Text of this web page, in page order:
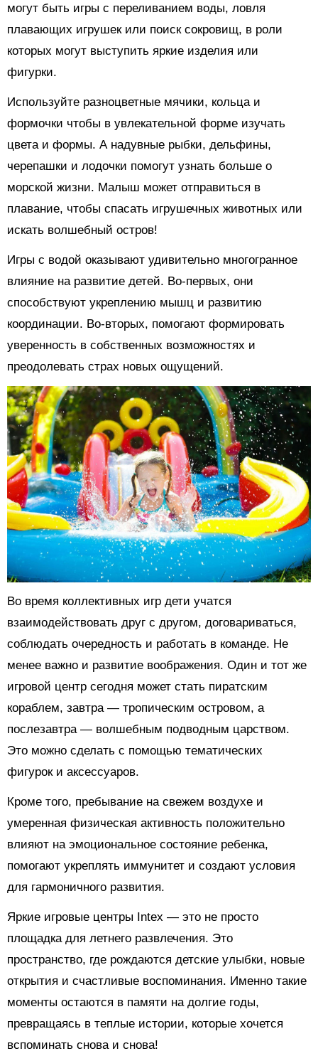
могут быть игры с переливанием воды, ловля
плавающих игрушек или поиск сокровищ, в роли
которых могут выступить яркие изделия или
фигурки.
Используйте разноцветные мячики, кольца и
формочки чтобы в увлекательной форме изучать
цвета и формы. А надувные рыбки, дельфины,
черепашки и лодочки помогут узнать больше о
морской жизни. Малыш может отправиться в
плавание, чтобы спасать игрушечных животных или
искать волшебный остров!
Игры с водой оказывают удивительно многогранное
влияние на развитие детей. Во-первых, они
способствуют укреплению мышц и развитию
координации. Во-вторых, помогают формировать
уверенность в собственных возможностях и
преодолевать страх новых ощущений.
Во время коллективных игр дети учатся
взаимодействовать друг с другом, договариваться,
соблюдать очередность и работать в команде. Не
менее важно и развитие воображения. Один и тот же
игровой центр сегодня может стать пиратским
кораблем, завтра — тропическим островом, а
послезавтра — волшебным подводным царством.
Это можно сделать с помощью тематических
фигурок и аксессуаров.
Кроме того, пребывание на свежем воздухе и
умеренная физическая активность положительно
влияют на эмоциональное состояние ребенка,
помогают укреплять иммунитет и создают условия
для гармоничного развития.
Яркие игровые центры Intex — это не просто
площадка для летнего развлечения. Это
пространство, где рождаются детские улыбки, новые
открытия и счастливые воспоминания. Именно такие
моменты остаются в памяти на долгие годы,
превращаясь в теплые истории, которые хочется
вспоминать снова и снова!